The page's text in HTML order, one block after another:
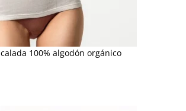
100% algodón orgánico